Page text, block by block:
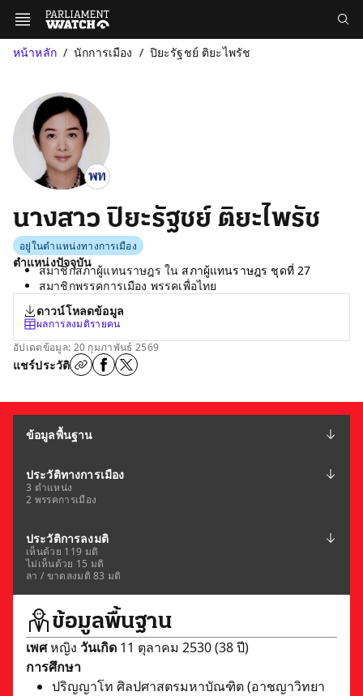
หน้าหลัก นักการเมือง ปิยะรัฐชย์ ติยะไพรัช
นางสาว ปิยะรัฐชย์ ติยะไพรัช
อยู่ในตำแหน่งทางการเมือง
ตำแหน่งปัจจุบัน
สมาชิกสภาผู้แทนราษฎร ใน สภาผู้แทนราษฎร ชุดที่ 27
สมาชิกพรรคการเมือง พรรคเพื่อไทย
ดาวน์โหลดข้อมูล
ผลการลงมติรายคน
อัปเดตข้อมูล: 20 กุมภาพันธ์ 2569
แชร์ประวัติ
ข้อมูลพื้นฐาน
ประวัติทางการเมือง
3 ตำแหน่ง
2 พรรคการเมือง
ประวัติการลงมติ
เห็นด้วย 119 มติ
ไม่เห็นด้วย 15 มติ
ลา / ขาดลงมติ 83 มติ
ข้อมูลพื้นฐาน
เพศหญิง วันเกิด 11 ตุลาคม 2530 (38 ปี)
การศึกษา
ปริญญาโท ศิลปศาสตรมหาบัณฑิต (อาชญาวิทยา